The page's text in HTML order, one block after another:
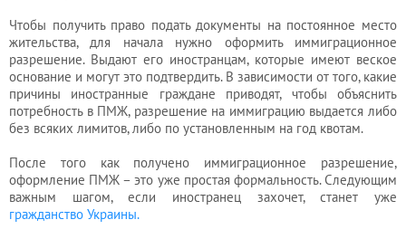
Чтобы получить право подать документы на постоянное место
жительства, для начала нужно оформить иммиграционное
разрешение. Выдают его иностранцам, которые имеют веское
основание и могут это подтвердить. В зависимости от того, какие
причины иностранные граждане приводят, чтобы объяснить
потребность в ПМЖ, разрешение на иммиграцию выдается либо
без всяких лимитов, либо по установленным на год квотам.
После того как получено иммиграционное разрешение,
оформление ПМЖ – это уже простая формальность. Следующим
важным шагом, если иностранец захочет, станет уже
гражданство Украины.
регистратора
Кадровый
аутсорсинг
Лицензии
и